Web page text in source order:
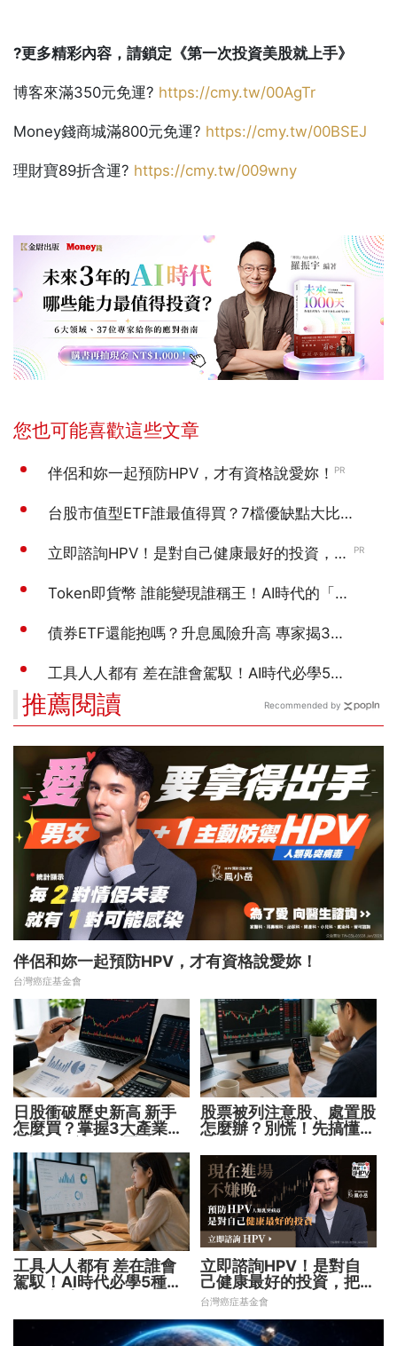
?更多精彩內容，請鎖定《第一次投資美股就上手》
博客來滿350元免運? https://cmy.tw/00AgTr
Money錢商城滿800元免運? https://cmy.tw/00BSEJ
理財寶89折含運? https://cmy.tw/009wny
推薦閱讀
伴侶和妳一起預防HPV，才有資格說愛妳！
台灣癌症基金會
日股衝破歷史新高 新手
怎麼買？掌握3大產業、
股票被列注意股、處置股
怎麼辦？別慌！先搞懂背
工具人人都有 差在誰會
駕馭！AI時代必學5種能
立即諮詢HPV！是對自
己健康最好的投資，把握
現在不嫌晚！
台灣癌症基金會
Recommended by